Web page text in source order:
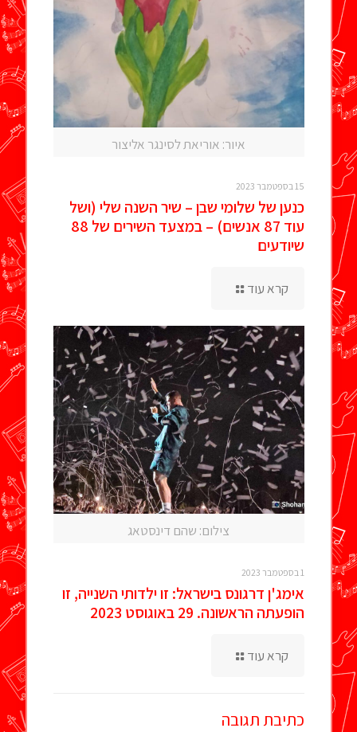
איור: אוריאת לסינגר אליצור
15 בספטמבר 2023
כנען של שלומי שבן – שיר השנה שלי (ושל
עוד 87 אנשים) – במצעד השירים של 88
שיודעים
קרא עוד
צילום: שהם דינסטאג
1 בספטמבר 2023
אימג'ן דרגונס בישראל: זו ילדותי השנייה, זו
הופעתה הראשונה. 29 באוגוסט 2023
קרא עוד
כתיבת תגובה